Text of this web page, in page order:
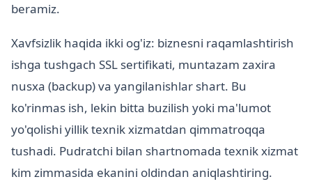
beramiz.
Xavfsizlik haqida ikki og'iz: biznesni raqamlashtirish
ishga tushgach SSL sertifikati, muntazam zaxira
nusxa (backup) va yangilanishlar shart. Bu
ko'rinmas ish, lekin bitta buzilish yoki ma'lumot
yo'qolishi yillik texnik xizmatdan qimmatroqqa
tushadi. Pudratchi bilan shartnomada texnik xizmat
kim zimmasida ekanini oldindan aniqlashtiring.